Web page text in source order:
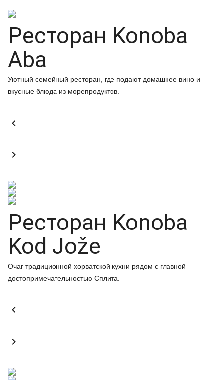
Ресторан Konoba
Aba
Уютный семейный ресторан, где подают домашнее вино и
вкусные блюда из морепродуктов.


Ресторан Konoba
Kod Jože
Очаг традиционной хорватской кухни рядом с главной
достопримечательностью Сплита.

